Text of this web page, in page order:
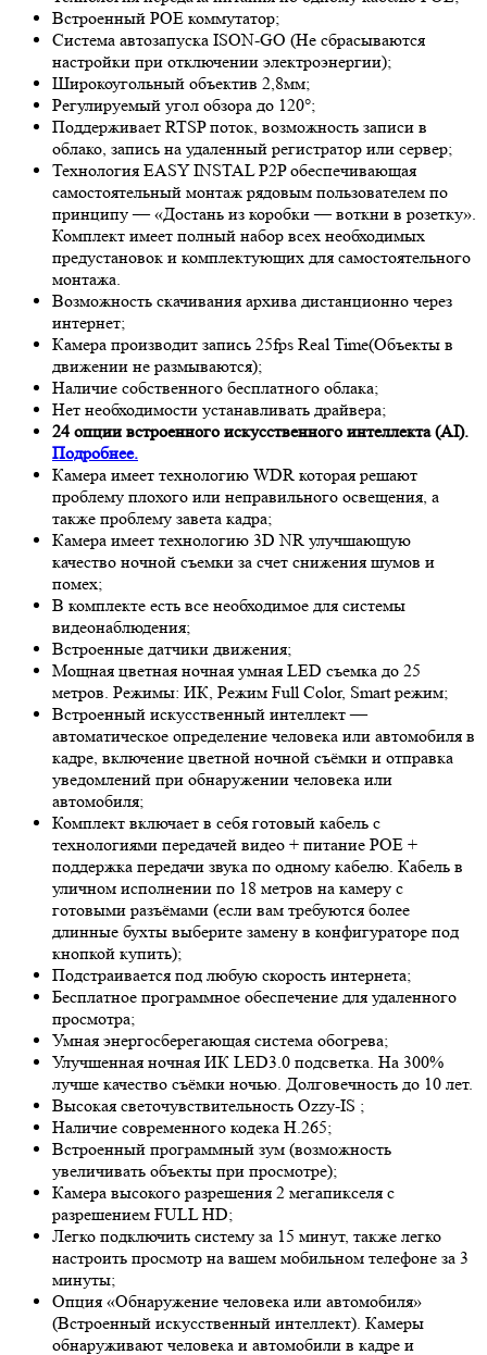
Встроенный POE коммутатор;
Система автозапуска ISON-GO (Не сбрасываются
настройки при отключении электроэнергии);
Широкоугольный объектив 2,8мм;
Регулируемый угол обзора до 120°;
Поддерживает RTSP поток, возможность записи в
облако, запись на удаленный регистратор или сервер;
Технология EASY INSTAL P2P обеспечивающая
самостоятельный монтаж рядовым пользователем по
принципу — «Достань из коробки — воткни в розетку».
Комплект имеет полный набор всех необходимых
предустановок и комплектующих для самостоятельного
монтажа.
Возможность скачивания архива дистанционно через
интернет;
Камера производит запись 25fps Real Time(Объекты в
движении не размываются);
Наличие собственного бесплатного облака;
Нет необходимости устанавливать драйвера;
24 опции встроенного искусственного интеллекта (AI).
Подробнее.
Камера имеет технологию WDR которая решают
проблему плохого или неправильного освещения, а
также проблему завета кадра;
Камера имеет технологию 3D NR улучшающую
качество ночной съемки за счет снижения шумов и
помех;
В комплекте есть все необходимое для системы
видеонаблюдения;
Встроенные датчики движения;
Мощная цветная ночная умная LED съемка до 25
метров. Режимы: ИК, Режим Full Color, Smart режим;
Встроенный искусственный интеллект —
автоматическое определение человека или автомобиля в
кадре, включение цветной ночной съёмки и отправка
уведомлений при обнаружении человека или
автомобиля;
Комплект включает в себя готовый кабель с
технологиями передачей видео + питание POE +
поддержка передачи звука по одному кабелю. Кабель в
уличном исполнении по 18 метров на камеру с
готовыми разъёмами (если вам требуются более
длинные бухты выберите замену в конфигураторе под
кнопкой купить);
Подстраивается под любую скорость интернета;
Бесплатное программное обеспечение для удаленного
просмотра;
Умная энергосберегающая система обогрева;
Улучшенная ночная ИК LED3.0 подсветка. На 300%
лучше качество съёмки ночью. Долговечность до 10 лет.
Высокая светочувствительность Ozzy-IS ;
Наличие современного кодека H.265;
Встроенный программный зум (возможность
увеличивать объекты при просмотре);
Камера высокого разрешения 2 мегапикселя с
разрешением FULL HD;
Легко подключить систему за 15 минут, также легко
настроить просмотр на вашем мобильном телефоне за 3
минуты;
Опция «Обнаружение человека или автомобиля»
(Встроенный искусственный интеллект). Камеры
обнаруживают человека и автомобили в кадре и